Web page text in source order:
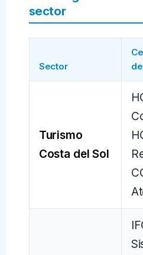
sector
Sector
Turismo
Costa del Sol